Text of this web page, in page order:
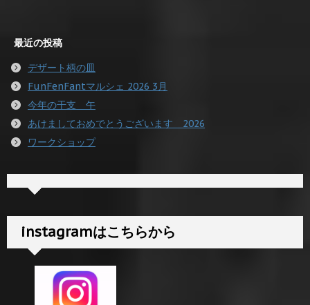
最近の投稿
デザート柄の皿
FunFenFantマルシェ 2026 3月
今年の干支 午
あけましておめでとうございます 2026
ワークショップ
instagramはこちらから